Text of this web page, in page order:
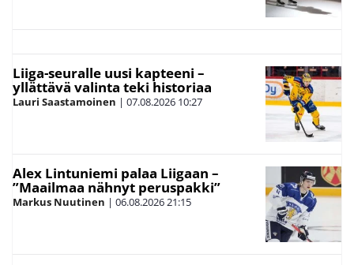
Liiga-seuralle uusi kapteeni –
yllättävä valinta teki historiaa
Lauri Saastamoinen | 07.08.2026 10:27
Alex Lintuniemi palaa Liigaan –
”Maailmaa nähnyt peruspakki”
Markus Nuutinen | 06.08.202621:15